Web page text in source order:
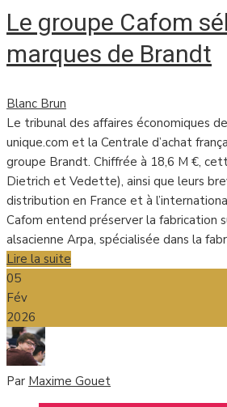
Le groupe Cafom
marques de Brandt
Blanc Brun
Le tribunal des affaires économiques
unique.com et la Centrale d’achat
groupe Brandt. Chiffrée à 18,6 M €,
Dietrich et Vedette), ainsi que leurs
distribution en France et à
Cafom entend préserver la fabrication
alsacienne Arpa, spécialisée dans la
Lire la suite
05
Fév
2026
Par Maxime Gouet